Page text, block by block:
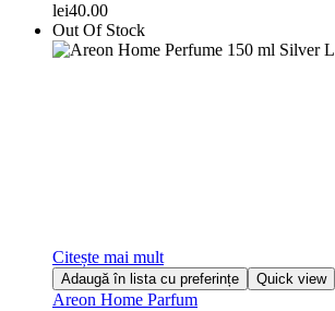
lei40.00
Out Of Stock
Citește mai mult
Adaugă în lista cu preferințe Quick view
Areon Home Parfum